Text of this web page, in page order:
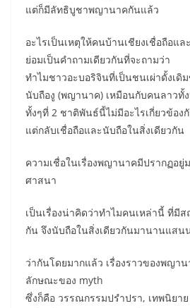
แต่ก็มีลัทธิบูชาพญานาคกันแล้ว
อะไรเป็นเหตุให้คนบ้านเชียงเชื่อถือแ
ย่อมเป็นคำถามเดียวกันที่จะถามว่า
ทำไมชาวอะบอริจินที่เป็นชนเผ่าดั้งเดิ
นับถืองู (พญานาค) เหมือนกับคนลาวทั้
ทั้งๆที่ 2 ชาติพันธ์นี้ไม่มีอะไรเกี่ยวข้อง
แต่กลับเชื่อถือและนับถือในสิ่งเดียวกัน
ความเชื่อในเรื่องพญานาคมีปรากฏอยู่
ศาสนา
เป็นเรื่องน่าคิดว่าทำไมคนเหล่านี้ ที่มี
กัน จึงนับถือในสิ่งเดียวกันมานานแส
ว่ากันโดยมากแล้ว เรื่องราวของพญา
ลักษณะของ myth
ซึ่งก็คือ วรรณกรรมปรำปรา, เทพนิย